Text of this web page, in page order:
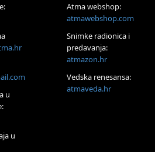
hipnoterapeut — nova
dubljem razumijevanju sebe
radionica sistemskih
u
u
Atma webshop:
atmawebshop.com
Snimke radionica i
predavanja:
atmazon.hr
Vedska renesansa:
atmaveda.hr